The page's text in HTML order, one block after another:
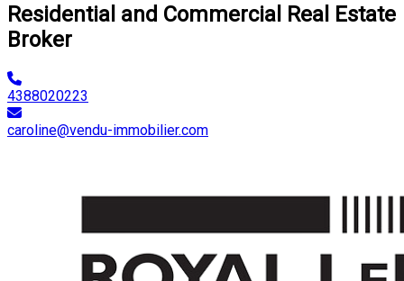
Residential and Commercial Real Estate
Broker
4388020223
caroline@vendu-immobilier.com